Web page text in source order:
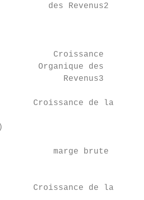
des Revenus2
Croissance
Organique des
Revenus3
Croissance de la
marge brute
Croissance de la